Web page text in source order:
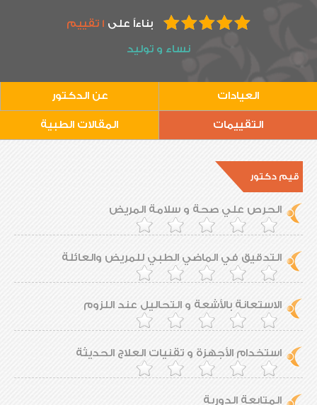
بناءاً على 1 تقييم
نساء و توليد
العيادات عن الدكتور
التقييمات المقالات الطبية
قيم دكتور
الحرص علي صحة و سلامة المريض
التدقيق في الماضي الطبي للمريض والعائلة
الاستعانة بالأشعة و التحاليل عند اللزوم
استخدام الأجهزة و تقنيات العلاج الحديثة
المتابعة الدورية